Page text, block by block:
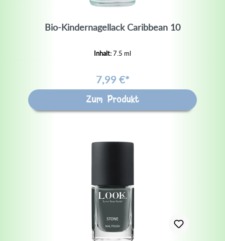
Bio-Kindernagellack Caribbean 10
Inhalt:7.5 ml
7,99 €*
Zum Produkt